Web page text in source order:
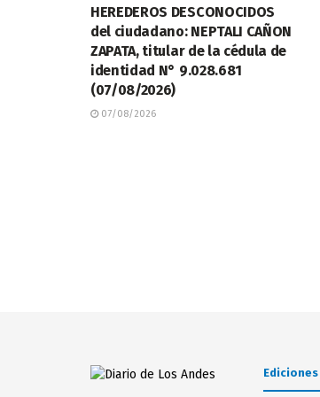
HEREDEROS DESCONOCIDOS
del ciudadano: NEPTALI CAÑON
ZAPATA, titular de la cédula de
identidad N° 9.028.681
(07/08/2026)
07/08/2026
Ediciones